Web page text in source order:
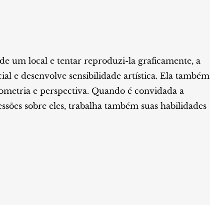
para
para
um local e tentar reproduzi-la graficamente, a
e desenvolve sensibilidade artística. Ela também
e perspectiva. Quando é convidada a
sobre eles, trabalha também suas habilidades